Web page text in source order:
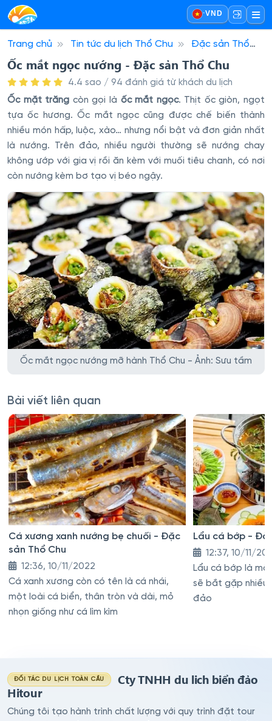
·VND
Trang chủ Tin tức du lịch Thổ Chu
Đặc sản Thổ
Chu
Ốc mắt ngọc nướng - Đặc sản Thổ Chu
Ốc mắt ngọc nướng - Đặc sản Thổ Chu
4.4 sao / 94 đánh giá từ khách du lịch
Ốc mặt trăng còn gọi là ốc mắt ngọc. Thịt ốc giòn, ngọt
tựa ốc hương. Ốc mắt ngọc cũng được chế biến thành
nhiều món hấp, luộc, xào… nhưng nổi bật và đơn giản nhất
là nướng. Trên đảo, nhiều người thường sẽ nướng chay
không ướp với gia vị rồi ăn kèm với muối tiêu chanh, có nơi
còn nướng kèm bơ tạo vị béo ngậy.
Ốc mắt ngọc nướng mỡ hành Thổ Chu - Ảnh: Sưu tầm
Bài viết liên quan
Cá xương xanh nướng bẹ chuối - Đặc
sản Thổ Chu
12:36, 10/11/2022
Cá xanh xương còn có tên là cá nhái,
một loài cá biển, thân tròn và dài, mỏ
nhọn giống như cá lìm kìm
Lẩu cá bớp -
12:37, 10/11/
Lẩu cá bớp là
sẽ bắt gặp nhiều
đảo
ĐỐI TÁC DU LỊCH TOÀN CẦU
Cty TNHH du lich biển đảo
Hitour
Chúng tôi tạo hành trình chất lượng với quy trình đặt tour